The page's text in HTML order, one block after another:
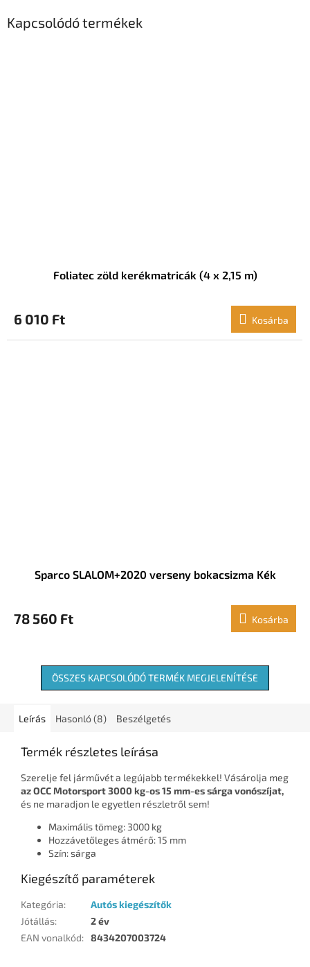
Kapcsolódó termékek
Foliatec zöld kerékmatricák (4 x 2,15 m)
6 010 Ft Kosárba
Sparco SLALOM+2020 verseny bokacsizma Kék
78 560 Ft Kosárba
ÖSSZES KAPCSOLÓDÓ TERMÉK MEGJELENÍTÉSE
Leírás Hasonló (8) Beszélgetés
Termék részletes leírása
Szerelje fel járművét a legújabb termékekkel! Vásárolja meg
az OCC Motorsport 3000 kg-os 15 mm-es sárga vonószíjat,
és ne maradjon le egyetlen részletről sem!
Maximális tömeg: 3000 kg
Hozzávetőleges átmérő: 15 mm
Szín: sárga
Kiegészítő paraméterek
Kategória:
Autós kiegészítők
Jótállás:
2 év
EAN vonalkód: 8434207003724